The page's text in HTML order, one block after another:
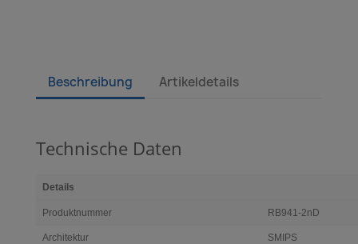
Beschreibung Artikeldetails
Technische Daten
Details
Produktnummer RB941-2nD
Architektur SMIPS